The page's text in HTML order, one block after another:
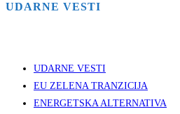
UDARNE VESTI
UDARNE VESTI
EU ZELENA TRANZICIJA
ENERGETSKA ALTERNATIVA